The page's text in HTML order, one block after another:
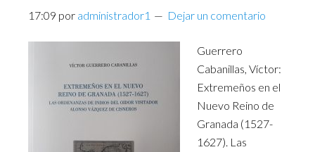
17:09 por administrador1 Dejar un comentario
Guerrero
Cabanillas, Víctor:
Extremeños en el
Nuevo Reino de
Granada (1527-
1627). Las